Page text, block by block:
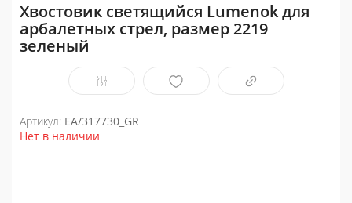
Хвостовик светящийся Lumenok для
арбалетных стрел, размер 2219
зеленый
Артикул: EA/317730_GR
Нет в наличии